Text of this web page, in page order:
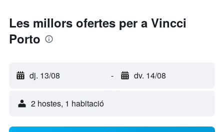
Les millors ofertes per a Vincci
Porto
dj. 13/08 - dv. 14/08
2 hostes, 1 habitació